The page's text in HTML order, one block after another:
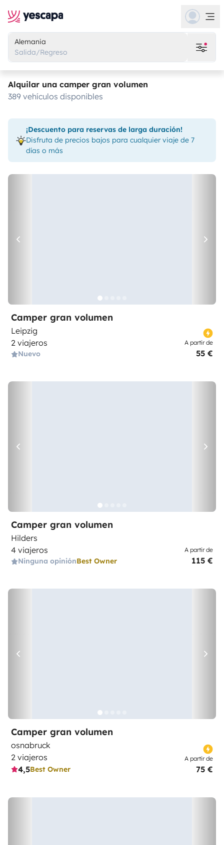
Alemania
Salida/Regreso
Alquilar una camper gran volumen
389 vehículos disponibles
¡Descuento para reservas de larga duración!
Disfruta de precios bajos para cualquier viaje de 7
días o más
Camper gran volumen
Leipzig
2 viajeros
Nuevo
A partir de
55 €
Camper gran volumen
Hilders
4 viajeros
Ninguna opiniónBest Owner
A partir de
115 €
Camper gran volumen
osnabruck
2 viajeros
4,5Best Owner
A partir de
75 €